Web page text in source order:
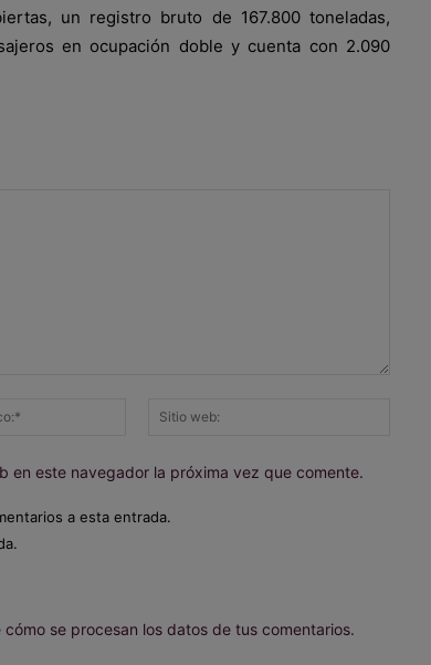
un registro bruto de 167.800 toneladas,
en ocupación doble y cuenta con 2.090
Correo
en este navegador la próxima vez que comente.
a esta entrada.
cómo se procesan los datos de tus comentarios.